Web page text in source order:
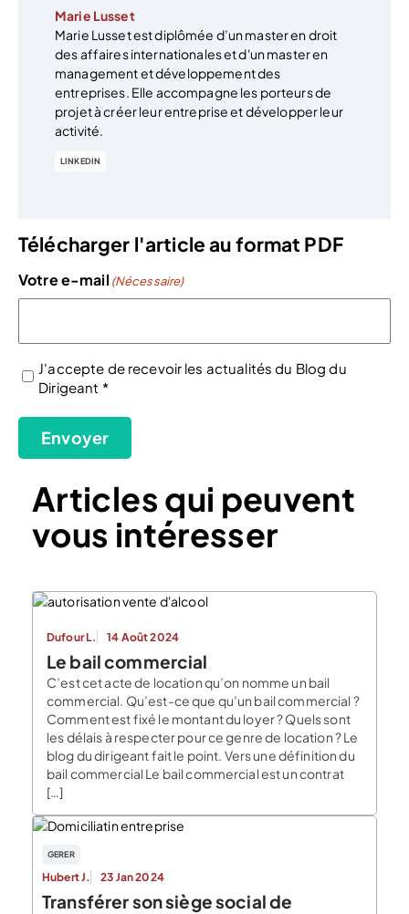
Marie Lusset
Marie Lusset est diplômée d’un master en droit
des affaires internationales et d'un master en
management et développement des
entreprises. Elle accompagne les porteurs de
projet à créer leur entreprise et développer leur
activité.
LINKEDIN
Télécharger l'article au format PDF
Votre e-mail (Nécessaire)
(Nécessaire)
J'accepte de recevoir les actualités du Blog du
Dirigeant *
Envoyer
Articles qui peuvent
vous intéresser
Dufour L. 14 Août 2024
Le bail commercial
C’est cet acte de location qu’on nomme un bail
commercial. Qu’est-ce que qu’un bail commercial ?
Comment est fixé le montant du loyer ? Quels sont
les délais à respecter pour ce genre de location ? Le
blog du dirigeant fait le point. Vers une définition du
bail commercial Le bail commercial est un contrat
[…]
GERER
Hubert J. 23 Jan 2024
Transférer son siège social de